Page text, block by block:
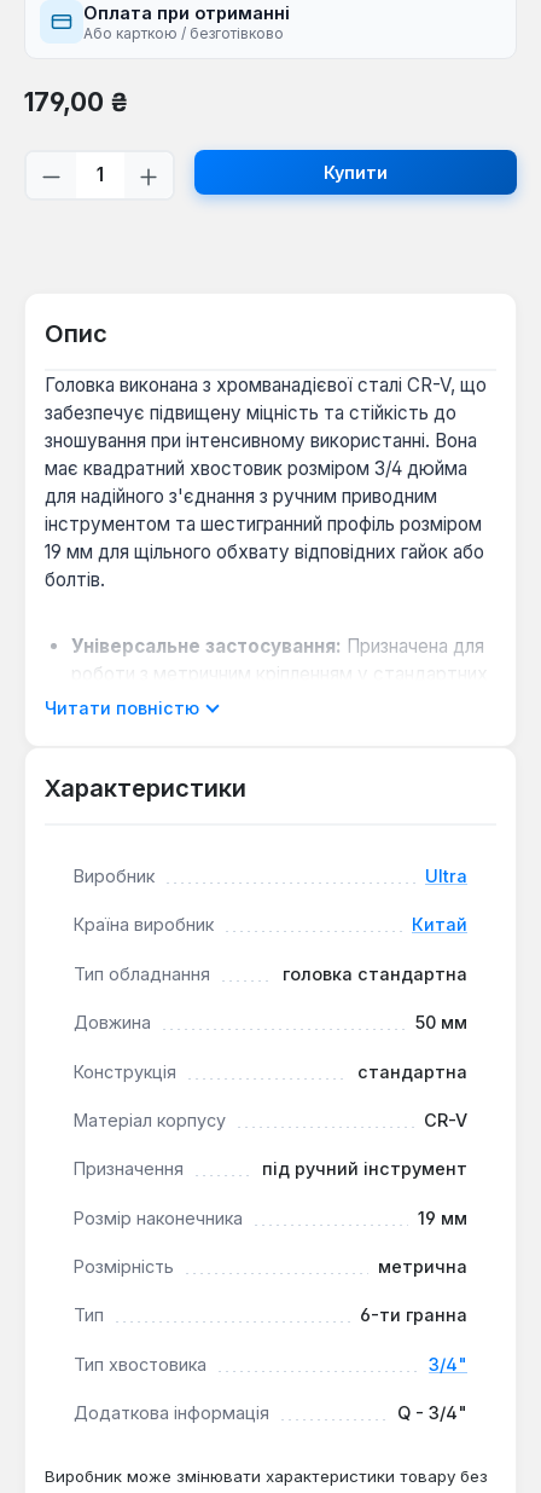
Оплата при отриманні
Або карткою / безготівково
Звичайна ціна:
179,00 ₴
Кількість товару: Введіть потрібну
Купити
Опис
Головка виконана з хромванадієвої сталі CR-V, що
забезпечує підвищену міцність та стійкість до
зношування при інтенсивному використанні. Вона
має квадратний хвостовик розміром 3/4 дюйма
для надійного з'єднання з ручним приводним
інструментом та шестигранний профіль розміром
19 мм для щільного обхвату відповідних гайок або
болтів.
Універсальне застосування: Призначена для
роботи з метричним кріпленням у стандартних
умовах, підходить для монтажних, ремонтних
забезпечує достатній важіль для обертання та
та точні розміри гарантують щільне
зскакування та пошкодження граней.
елементом для комплектації наборів інструменту
ключем або трещоткою. Вона підходить для
професійних майстрів та для виконання побутових
стандартним розмірам кріплень.
Читати повністю
Характеристики
Виробник Ultra
Країна виробник Китай
Тип обладнання головка стандартна
Довжина 50 мм
Конструкція стандартна
Матеріал корпусу CR-V
Призначення під ручний інструмент
Розмір наконечника 19 мм
Розмірність метрична
Тип 6-ти гранна
Тип хвостовика 3/4"
Додаткова інформація Q - 3/4"
Виробник може змінювати характеристики товару без